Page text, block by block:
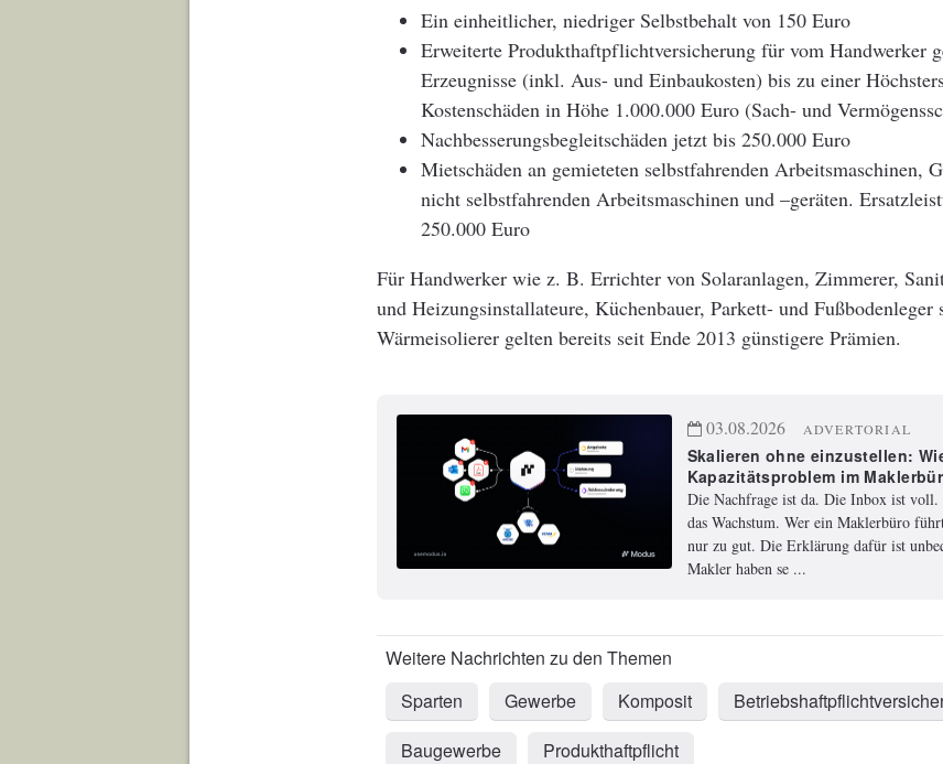
Ein einheitlicher, niedriger Selbstbehalt von 150 Euro
Erweiterte Produkthaftpflichtversicherung für vom Handwerker
Erzeugnisse (inkl. Aus- und Einbaukosten) bis zu einer
Kostenschäden in Höhe 1.000.000 Euro (Sach- und
Nachbesserungsbegleitschäden jetzt bis 250.000 Euro
Mietschäden an gemieteten selbstfahrenden Arbeitsmaschinen,
nicht selbstfahrenden Arbeitsmaschinen und –geräten.
250.000 Euro
Für Handwerker wie z. B. Errichter von Solaranlagen, Zimmerer,
und Heizungsinstallateure, Küchenbauer, Parkett- und Fußbodenleger
Wärmeisolierer gelten bereits seit Ende 2013 günstigere Prämien.
03.08.2026 ADVERTORIAL
Skalieren ohne einzustellen:
Kapazitätsproblem im
Die Nachfrage ist da. Die Inbox ist voll.
das Wachstum. Wer ein Maklerbüro
nur zu gut. Die Erklärung dafür ist
Makler haben se ...
Sparten Gewerbe Komposit
Baugewerbe
Produkthaftpflicht